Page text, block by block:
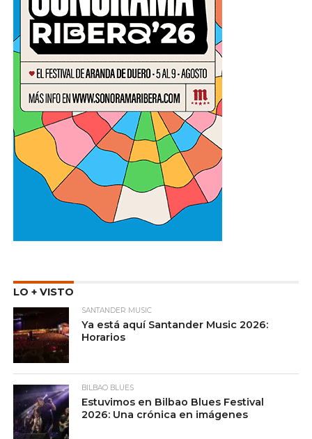
LO + VISTO
SANTANDER MUSIC
Ya está aquí Santander Music 2026:
Horarios
BILBAO BLUES
Estuvimos en Bilbao Blues Festival
2026: Una crónica en imágenes